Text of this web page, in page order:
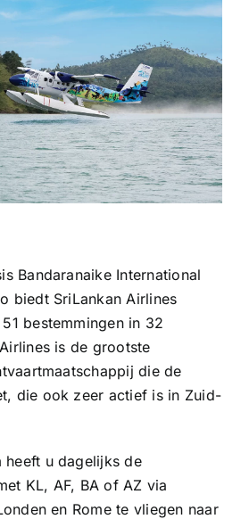
Bandaranaike International
biedt SriLankan Airlines
bestemmingen in 32
is de grootste
die de
die ook zeer actief is in Zuid-
heeft u dagelijks de
KL, AF, BA of AZ via
en Rome te vliegen naar